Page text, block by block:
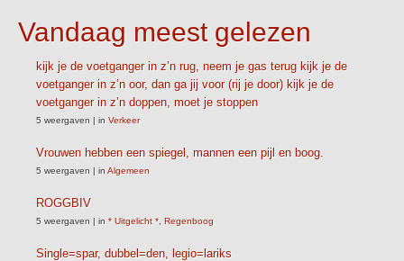
Vandaag meest gelezen
kijk je de voetganger in z’n rug, neem je gas terug kijk je de
voetganger in z’n oor, dan ga jij voor (rij je door) kijk je de
voetganger in z’n doppen, moet je stoppen
5 weergaven | in Verkeer
Vrouwen hebben een spiegel, mannen een pijl en boog.
5 weergaven | in Algemeen
ROGGBIV
5 weergaven | in * Uitgelicht * Regenboog
Single=spar, dubbel=den, legio=lariks